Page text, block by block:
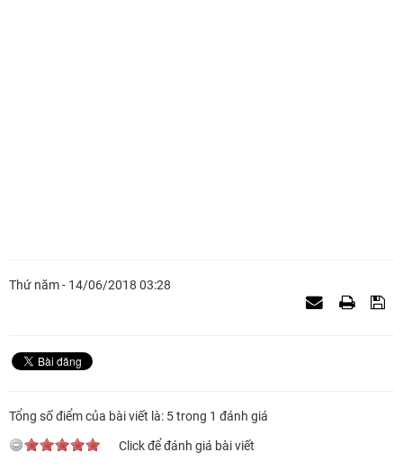
Thứ năm - 14/06/2018 03:28
Tổng số điểm của bài viết là: 5 trong 1 đánh giá
Click để đánh giá bài viết